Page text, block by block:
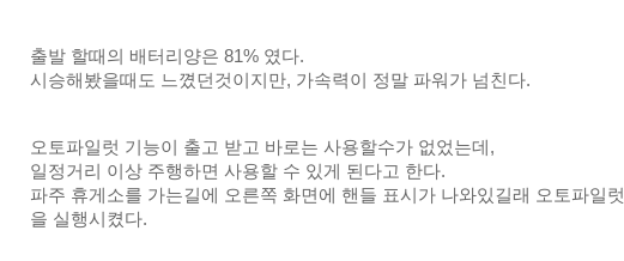
출발 할때의 배터리양은 81% 였다.
시승해봤을때도 느꼈던것이지만, 가속력이 정말 파워가 넘친다.
오토파일럿 기능이 출고 받고 바로는 사용할수가 없었는데,
일정거리 이상 주행하면 사용할 수 있게 된다고 한다.
파주 휴게소를 가는길에 오른쪽 화면에 핸들 표시가 나와있길래 오토파일럿
을 실행시켰다.